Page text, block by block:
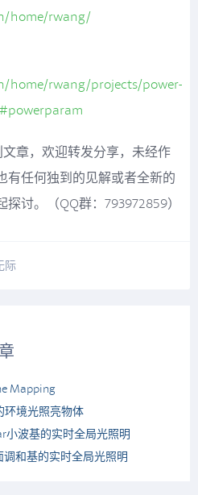
home/rwang/
home/rwang/projects/power-
章，欢迎转发分享，未经作
有任何独到的见解或者全新的
讨。（QQ群：793972859）
际
Mapping
环境光照亮物体
波基的实时全局光照明
和基的实时全局光照明